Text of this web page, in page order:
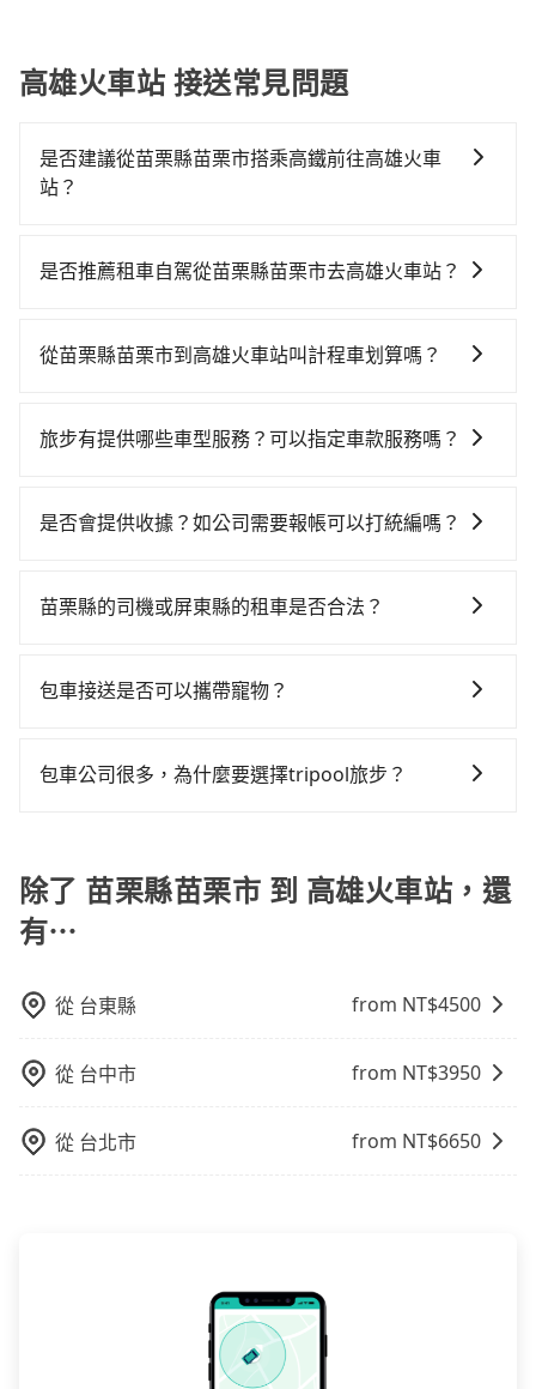
高雄火車站 接送常見問題
是否建議從苗栗縣苗栗市搭乘高鐵前往高雄火車
站？
貴、費時，且難叫計程車前往高鐵站！不過從最早一班
送。假設從苗栗縣苗栗市 (苗栗縣苗栗市) 前往最靠近的
的時間約15分鐘，再乘坐87分鐘的高鐵從苗栗站前往左
元後，抵達高雄火車站 (屏東縣東港鎮) 的目的地。全程
的計程車僅有400多輛，計程車的密度為雙北的0.5%，
表收費，看乘客是外地人便漫天喊價或恣意繞路。但如
車，不僅每人至少額外負擔60元車資，而且更會額外浪
服務，最多可再節省50%的交通費用。
是否推薦租車自駕從苗栗縣苗栗市去高雄火車站？
時不需要閉目養神（因為要自己開車），最重要的是你
$115~205承租小轎車，每公里再額外加收$3.2，從苗栗
路返回），雖已將eTag和可能的每小時40元路邊停車費
Yaris、Prius C、Vios這類乘坐體驗較差的車款，如果人
發現仍有上一組乘客遺留的垃圾或者撞凹的車門仍未被
還，又或者要還車時卻偏偏找不到停車位，對於急著用
距離，在遇到下雨天或者載行李時，就顯得非常不便。
從苗栗縣苗栗市到高雄火車站叫計程車划算嗎？
灣大車隊，如果在路邊攔不到車，也可考慮打電話至附
間，但如改預約tripool可省高達$2,600。但如果你無法
要臨時叫到小黃的難度是台北或新北的200倍之多。如果
好規劃。再加上苗栗縣有些計程車司機不按錶計費，約
tripool都是你從苗栗縣苗栗市到高雄火車站的最佳選
旅步有提供哪些車型服務？可以指定車款服務嗎？
指定車款服務的需求，可以先將您的需先提供旅步，會
是否會提供收據？如公司需要報帳可以打統編嗎？
旅行業代收轉付電子收據，如果公司需要報公帳，在預
帳，完全符合台灣的法律規範。
苗栗縣的司機或屏東縣的租車是否合法？
車、私家車或野雞車在招攬生意，這不僅是違法可能被
都無法監控或追查。最好別為了省小錢而冒上不必要的
險。最好辨別叫的車是否合法，就看車牌的開頭，只要
不是R或T開頭的車，就一定是違法。
包車接送是否可以攜帶寵物？
預定時特別勾選，是可以讓置入提籠或提袋內的中小型
包車公司很多，為什麼要選擇tripool旅步？
旅途安全無憂，我們的司機都是專業且可靠的職業駕
駛。關於價格，旅步官網可一鍵即時查價，所示價格絕
無隱藏費用，且還提供優於其他業者更彈性的取消政
往市區還是郊區，我們都可以為您提供最佳的旅遊體
驗。所以，如果您正在尋找一家可靠的包車公司，
tripool旅步絕對是您值得信任的不二選擇！
除了 苗栗縣苗栗市 到 高雄火車站，還
有⋯
從 台東縣 from NT$4500
從 台中市 from NT$3950
從 台北市 from NT$6650